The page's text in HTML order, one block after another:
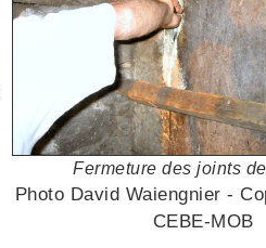
Fermeture des joints
Photo David Waiengnier -
CEBE-MOB